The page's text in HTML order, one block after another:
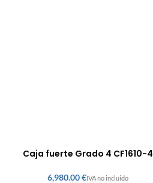
Caja fuerte Grado 4 CF1610-4
€